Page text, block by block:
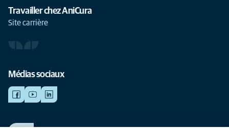
Travailler chez AniCura
Site carrière
Médias sociaux